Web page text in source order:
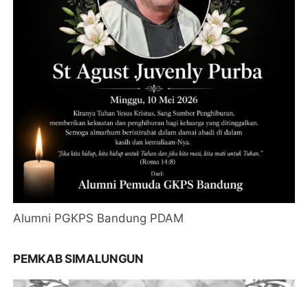
Alumni PGKPS Bandung PDAM
PEMKAB SIMALUNGUN